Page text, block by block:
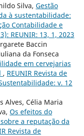
Silva, Gestão
à sustentabilidade:
Contabilidade e
REUNIR: 13, 1, 2023
Baccin
da Fonseca
em cervejarias
, REUNIR Revista de
v. 12
Alves, Célia Maria
Os efeitos do
a reputação da
Revista de